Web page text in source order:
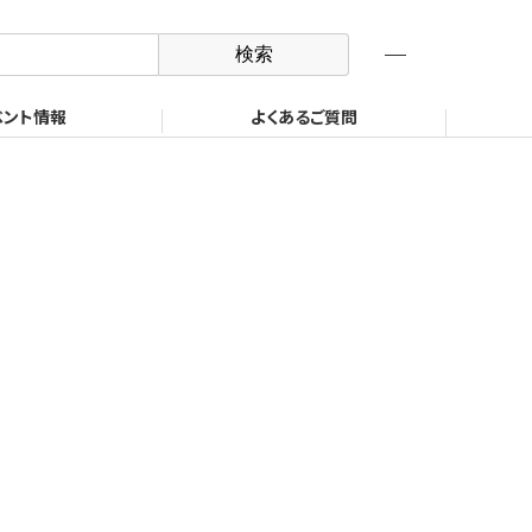
ロボット機器事業部 製品検索
ト情報 よくあるご質問